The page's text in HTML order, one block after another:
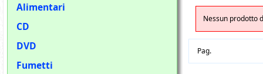
Nessun prodotto
Pag.
Alimentari
CD
DVD
Fumetti